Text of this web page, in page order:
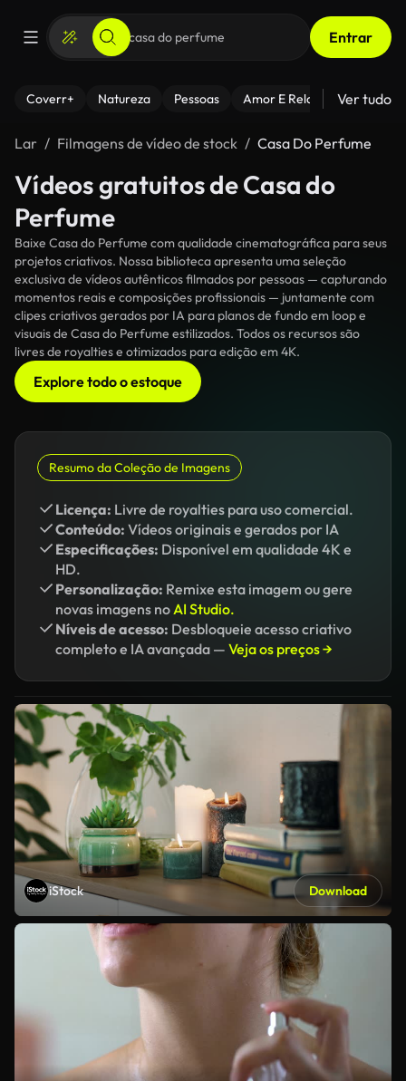
Entrar
Coverr+ Natureza Pessoas Amor E Relacionamentos
Ver tudo
Lar Filmagens de vídeo de stock Casa Do Perfume
Vídeos gratuitos de Casa do
Perfume
Baixe Casa do Perfume com qualidade cinematográfica para seus
projetos criativos. Nossa biblioteca apresenta uma seleção
exclusiva de vídeos autênticos filmados por pessoas — capturando
momentos reais e composições profissionais — juntamente com
clipes criativos gerados por IA para planos de fundo em loop e
visuais de Casa do Perfume estilizados. Todos os recursos são
livres de royalties e otimizados para edição em 4K.
Explore todo o estoque
Resumo da Coleção de Imagens
Licença: Livre de royalties para uso comercial.
Conteúdo: Vídeos originais e gerados por IA
Especificações: Disponível em qualidade 4K e
HD.
Personalização: Remixe esta imagem ou gere
novas imagens noAI Studio.
Níveis de acesso: Desbloqueie acesso criativo
completo e IA avançada — Veja os preços →
iStock Download